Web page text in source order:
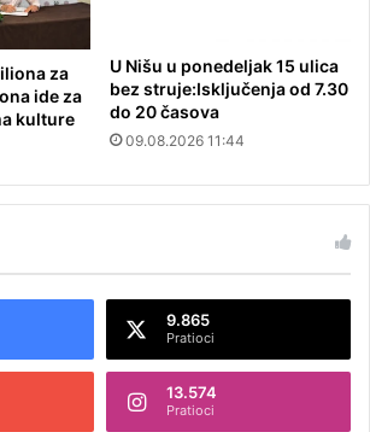
za
ide za
kulture
U Nišu u ponedeljak 15 ulica
bez struje:Isključenja od 7.30
do 20 časova
09.08.2026 11:44
9.865
Pratioci
13.574
Pratioci